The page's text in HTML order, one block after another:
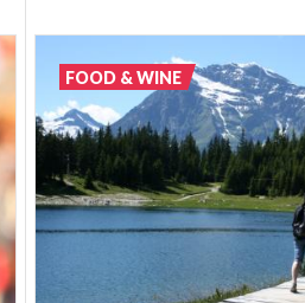
FOOD & WINE